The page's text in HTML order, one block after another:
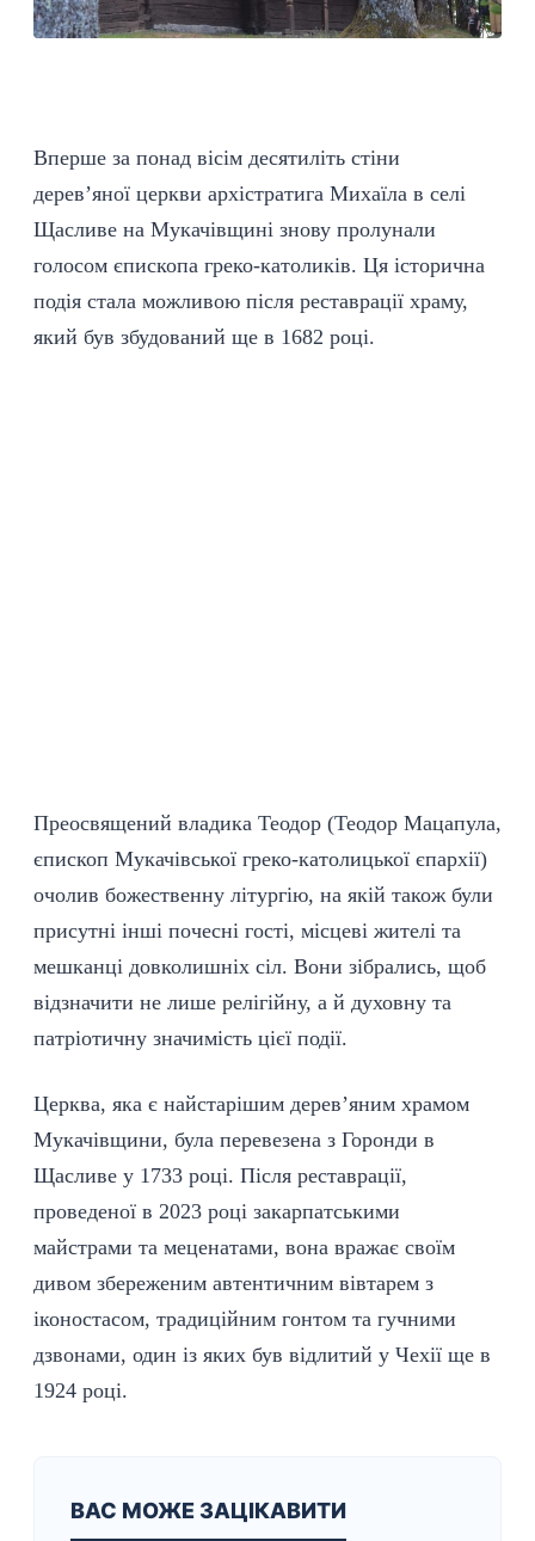
Вперше за понад вісім десятиліть стіни
дерев’яної церкви архістратига Михаїла в селі
Щасливе на Мукачівщині знову пролунали
голосом єпископа греко-католиків. Ця історична
подія стала можливою після реставрації храму,
який був збудований ще в 1682 році.
Преосвящений владика Теодор (Теодор Мацапула,
єпископ Мукачівської греко-католицької єпархії)
очолив божественну літургію, на якій також були
присутні інші почесні гості, місцеві жителі та
мешканці довколишніх сіл. Вони зібрались, щоб
відзначити не лише релігійну, а й духовну та
патріотичну значимість цієї події.
Церква, яка є найстарішим дерев’яним храмом
Мукачівщини, була перевезена з Горонди в
Щасливе у 1733 році. Після реставрації,
проведеної в 2023 році закарпатськими
майстрами та меценатами, вона вражає своїм
дивом збереженим автентичним вівтарем з
іконостасом, традиційним гонтом та гучними
дзвонами, один із яких був відлитий у Чехії ще в
1924 році.
ВАС МОЖЕ ЗАЦІКАВИТИ